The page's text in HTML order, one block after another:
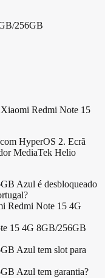
256GB
Xiaomi Redmi Note 15
HyperOS 2. Ecrã
MediaTek Helio
Azul é desbloqueado
Redmi Note 15 4G
15 4G 8GB/256GB
Azul tem slot para
Azul tem garantia?